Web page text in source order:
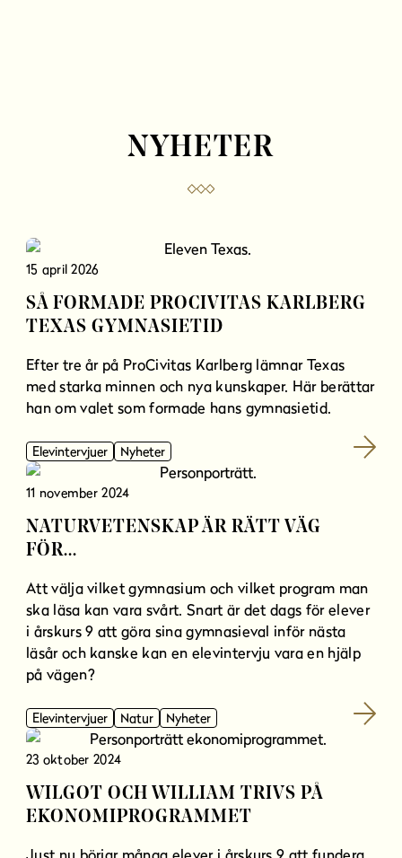
NYHETER
15 april 2026
SÅ FORMADE PROCIVITAS KARLBERG
TEXAS GYMNASIETID
Efter tre år på ProCivitas Karlberg lämnar Texas
med starka minnen och nya kunskaper. Här berättar
han om valet som formade hans gymnasietid.
Elevintervjuer Nyheter
11 november 2024
NATURVETENSKAP ÄR RÄTT VÄG
FÖR...
Att välja vilket gymnasium och vilket program man
ska läsa kan vara svårt. Snart är det dags för elever
i årskurs 9 att göra sina gymnasieval inför nästa
läsår och kanske kan en elevintervju vara en hjälp
på vägen?
Elevintervjuer Natur Nyheter
23 oktober 2024
WILGOT OCH WILLIAM TRIVS PÅ
EKONOMIPROGRAMMET